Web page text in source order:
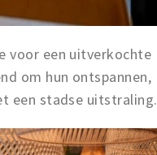
voor een uitverkochte
om hun ontspannen,
een stadse uitstraling.